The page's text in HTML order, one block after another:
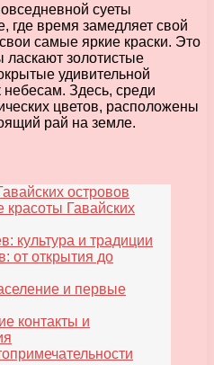
суеты
где время замедляет свой
самые яркие краски. Это
ласкают золотистые
удивительной
небесам. Здесь, среди
цветов, расположены
рай на земле.
островов
Гавайских
культура и традиции
от открытия до
и первые
контакты и